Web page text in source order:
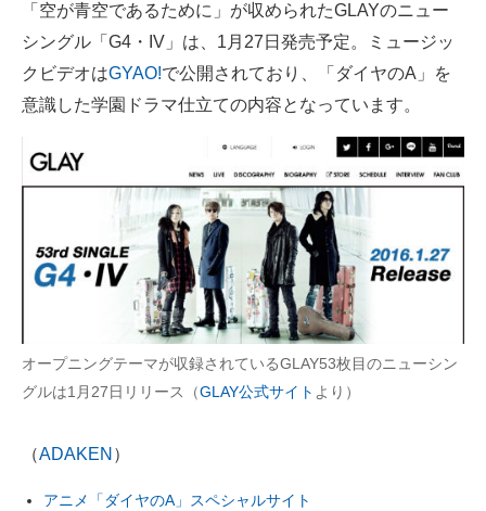
モノづくり技術者専門サイト
電子設計の基本と応用
エネルギーの専門メディア
建設×テクノロジーの最前線
ちょっと気になるネットの話題
「空が青空であるために」が収められたGLAYのニュー
シングル「G4・IV」は、1月27日発売予定。ミュージッ
クビデオはGYAO!で公開されており、「ダイヤのA」を
意識した学園ドラマ仕立ての内容となっています。
オープニングテーマが収録されているGLAY53枚目のニューシン
グルは1月27日リリース（GLAY公式サイト より）
（ADAKEN ）
アニメ「ダイヤのA」スペシャルサイト